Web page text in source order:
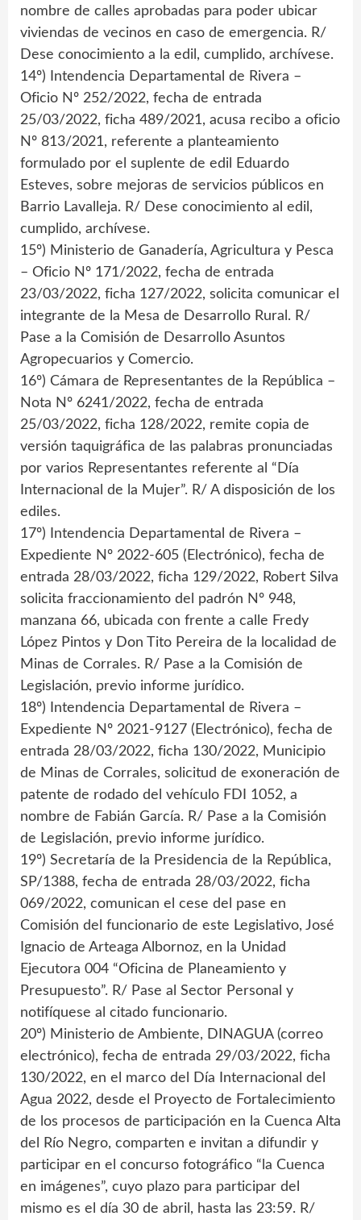
nombre de calles aprobadas para poder ubicar
viviendas de vecinos en caso de emergencia. R/
Dese conocimiento a la edil, cumplido, archívese.
14º) Intendencia Departamental de Rivera –
Oficio Nº 252/2022, fecha de entrada
25/03/2022, ficha 489/2021, acusa recibo a oficio
Nº 813/2021, referente a planteamiento
formulado por el suplente de edil Eduardo
Esteves, sobre mejoras de servicios públicos en
Barrio Lavalleja. R/ Dese conocimiento al edil,
cumplido, archívese.
15º) Ministerio de Ganadería, Agricultura y Pesca
– Oficio Nº 171/2022, fecha de entrada
23/03/2022, ficha 127/2022, solicita comunicar el
integrante de la Mesa de Desarrollo Rural. R/
Pase a la Comisión de Desarrollo Asuntos
Agropecuarios y Comercio.
16º) Cámara de Representantes de la República –
Nota Nº 6241/2022, fecha de entrada
25/03/2022, ficha 128/2022, remite copia de
versión taquigráfica de las palabras pronunciadas
por varios Representantes referente al “Día
Internacional de la Mujer”. R/ A disposición de los
ediles.
17º) Intendencia Departamental de Rivera –
Expediente Nº 2022-605 (Electrónico), fecha de
entrada 28/03/2022, ficha 129/2022, Robert Silva
solicita fraccionamiento del padrón Nº 948,
manzana 66, ubicada con frente a calle Fredy
López Pintos y Don Tito Pereira de la localidad de
Minas de Corrales. R/ Pase a la Comisión de
Legislación, previo informe jurídico.
18º) Intendencia Departamental de Rivera –
Expediente Nº 2021-9127 (Electrónico), fecha de
entrada 28/03/2022, ficha 130/2022, Municipio
de Minas de Corrales, solicitud de exoneración de
patente de rodado del vehículo FDI 1052, a
nombre de Fabián García. R/ Pase a la Comisión
de Legislación, previo informe jurídico.
19º) Secretaría de la Presidencia de la República,
SP/1388, fecha de entrada 28/03/2022, ficha
069/2022, comunican el cese del pase en
Comisión del funcionario de este Legislativo, José
Ignacio de Arteaga Albornoz, en la Unidad
Ejecutora 004 “Oficina de Planeamiento y
Presupuesto”. R/ Pase al Sector Personal y
notifíquese al citado funcionario.
20º) Ministerio de Ambiente, DINAGUA (correo
electrónico), fecha de entrada 29/03/2022, ficha
130/2022, en el marco del Día Internacional del
Agua 2022, desde el Proyecto de Fortalecimiento
de los procesos de participación en la Cuenca Alta
del Río Negro, comparten e invitan a difundir y
participar en el concurso fotográfico “la Cuenca
en imágenes”, cuyo plazo para participar del
mismo es el día 30 de abril, hasta las 23:59. R/